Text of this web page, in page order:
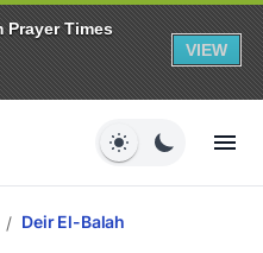
Prayer Times
VIEW
/ Deir El-Balah